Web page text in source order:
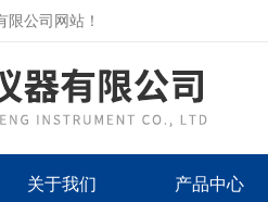
公司网站！
关于我们 产品中心